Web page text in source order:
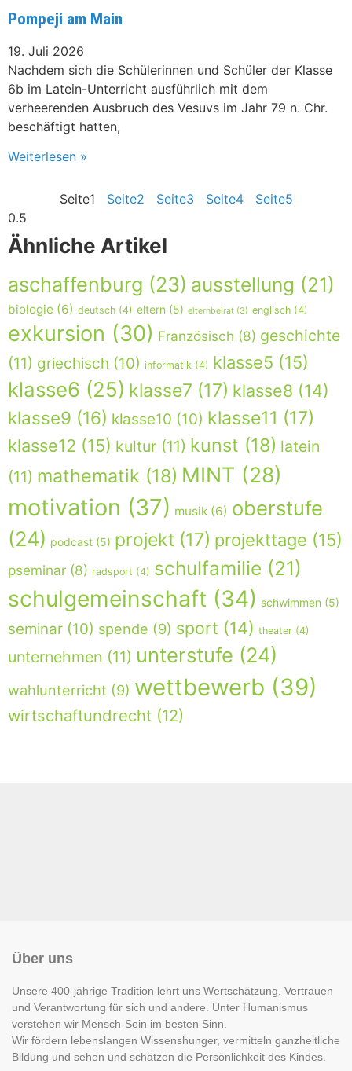
Pompeji am Main
19. Juli 2026
Nachdem sich die Schülerinnen und Schüler der Klasse
6b im Latein-Unterricht ausführlich mit dem
verheerenden Ausbruch des Vesuvs im Jahr 79 n. Chr.
beschäftigt hatten,
Weiterlesen »
Seite1 Seite2 Seite3 Seite4 Seite5
Ähnliche Artikel
aschaffenburg (23) ausstellung (21)
biologie (6) deutsch (4) eltern (5) elternbeirat (3) englisch (4)
exkursion (30) Französisch (8) geschichte
(11) griechisch (10) informatik (4) klasse5 (15)
klasse6 (25) klasse7 (17) klasse8 (14)
klasse9 (16) klasse10 (10) klasse11 (17)
klasse12 (15) kultur (11) kunst (18) latein
(11) mathematik (18) MINT (28)
motivation (37) musik (6) oberstufe
(24) podcast (5) projekt (17) projekttage (15)
pseminar (8) radsport (4) schulfamilie (21)
schulgemeinschaft (34) schwimmen (5)
seminar (10) spende (9) sport (14) theater (4)
unternehmen (11) unterstufe (24)
wahlunterricht (9) wettbewerb (39)
wirtschaftundrecht (12)
Über uns
Unsere 400-jährige Tradition lehrt uns Wertschätzung, Vertrauen
und Verantwortung für sich und andere. Unter Humanismus
verstehen wir Mensch-Sein im besten Sinn.
Wir fördern lebenslangen Wissenshunger, vermitteln ganzheitliche
Bildung und sehen und schätzen die Persönlichkeit des Kindes.